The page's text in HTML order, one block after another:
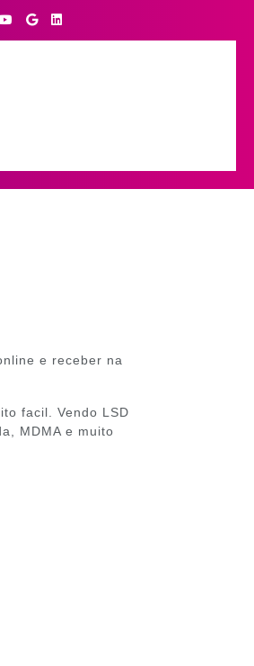
e receber na
facil. Vendo LSD
MDMA e muito